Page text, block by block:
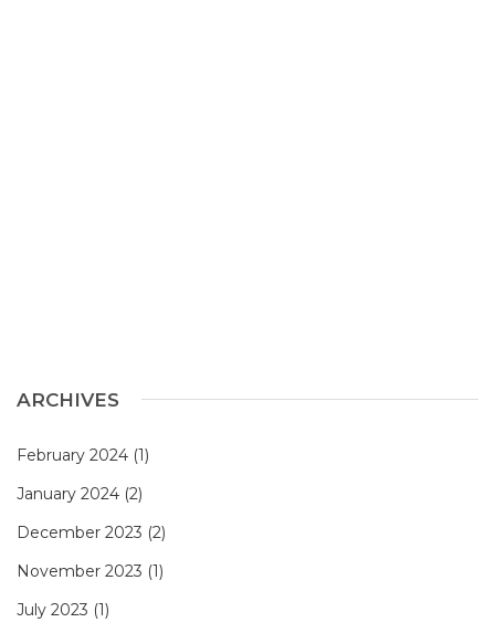
ARCHIVES
February 2024 (1)
January 2024 (2)
December 2023 (2)
November 2023 (1)
July 2023 (1)